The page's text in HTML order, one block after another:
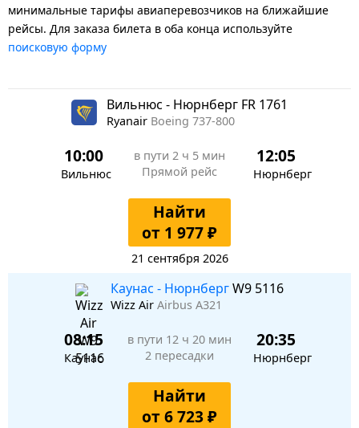
минимальные тарифы авиаперевозчиков на ближайшие
рейсы. Для заказа билета в оба конца используйте
поисковую форму
Вильнюс - Нюрнберг FR 1761
Ryanair Boeing 737-800
10:00
Вильнюс
в пути 2 ч 5 мин
Прямой рейс
12:05
Нюрнберг
Найти
от 1 977 ₽
21 сентября 2026
Каунас - НюрнбергW9 5116
Wizz Air Airbus A321
08:15
Каунас
в пути 12 ч 20 мин
2 пересадки
20:35
Нюрнберг
Найти
от 6 723 ₽